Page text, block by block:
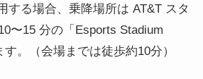
する場合、乗降場所は AT&T スタ
〜15 分の「Esports Stadium
。（会場までは徒歩約10分）